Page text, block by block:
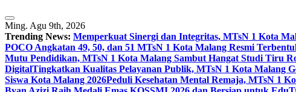
Ming. Agu 9th, 2026
Trending News: Memperkuat Sinergi dan Integritas, MTsN 1 Kota
POCO Angkatan 49, 50, dan 51 MTsN 1 Kota Malang Resmi
Mutu Pendidikan, MTsN 1 Kota Malang Sambut Hangat Studi Tiru
DigitalTingkatkan Kualitas Pelayanan Publik, MTsN 1 Kota Malang
Siswa Kota Malang 2026Peduli Kesehatan Mental Remaja, MTsN 1